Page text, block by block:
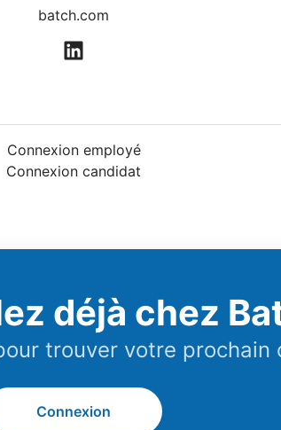
batch.com
Connexion employé
Connexion candidat
déjà chez
trouver votre prochain
Connexion